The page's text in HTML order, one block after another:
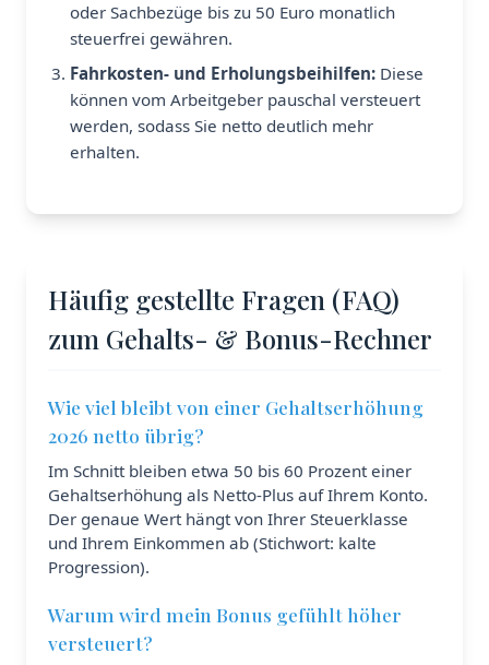
oder Sachbezüge bis zu 50 Euro monatlich
steuerfrei gewähren.
Fahrkosten- und Erholungsbeihilfen: Diese
können vom Arbeitgeber pauschal versteuert
werden, sodass Sie netto deutlich mehr
erhalten.
Häufig gestellte Fragen (FAQ)
zum Gehalts- & Bonus-Rechner
Wie viel bleibt von einer Gehaltserhöhung
2026 netto übrig?
Im Schnitt bleiben etwa 50 bis 60 Prozent einer
Gehaltserhöhung als Netto-Plus auf Ihrem Konto.
Der genaue Wert hängt von Ihrer Steuerklasse
und Ihrem Einkommen ab (Stichwort: kalte
Progression).
Warum wird mein Bonus gefühlt höher
versteuert?